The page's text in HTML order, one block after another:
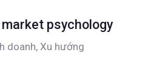
psychology
doanh, Xu hướng